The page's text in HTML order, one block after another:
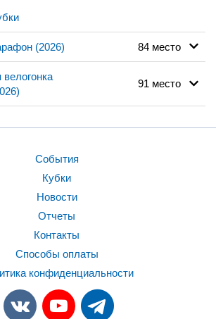
(2026) 84 место
91 место
События
Кубки
Новости
Отчеты
Контакты
Способы оплаты
конфиденциальности